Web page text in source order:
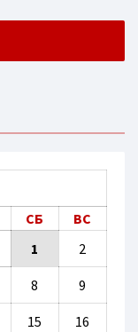
СБ
ВС
1
2
8 9
15 16